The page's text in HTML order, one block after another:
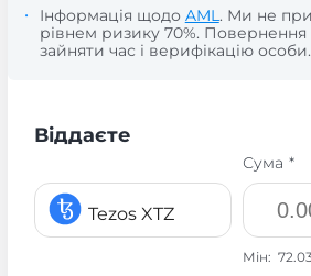
Інформація щодо AML. Ми не
рівнем ризику 70%.
зайняти час і верифікацію особи.
Віддаєте
Tezos XTZ
Сума *
Мін: